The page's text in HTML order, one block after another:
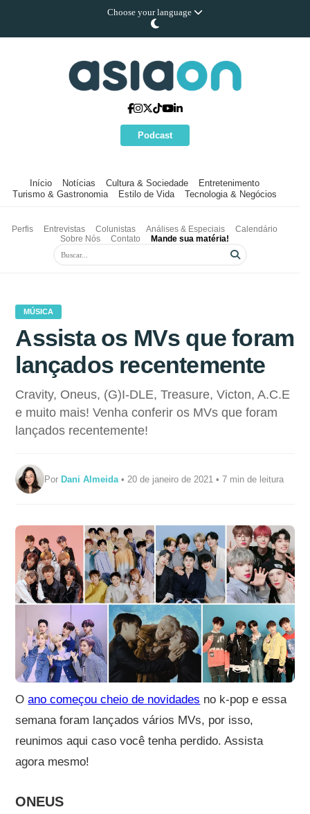
Choose your language
Podcast
Início Notícias Cultura & Sociedade
Entretenimento
Turismo & Gastronomia
Estilo de Vida Tecnologia & Negócios
Perfis Entrevistas Colunistas Análises & Especiais
Calendário
Sobre Nós
Contato Mande sua matéria!
MÚSICA
Assista os MVs que foram
lançados recentemente
Cravity, Oneus, (G)I-DLE, Treasure, Victon, A.C.E
e muito mais! Venha conferir os MVs que foram
lançados recentemente!
PorDani Almeida • 20 de janeiro de 2021 • 7 min de leitura
Oano começou cheio de novidades no k-pop e essa
semana foram lançados vários MVs, por isso,
reunimos aqui caso você tenha perdido. Assista
agora mesmo!
ONEUS